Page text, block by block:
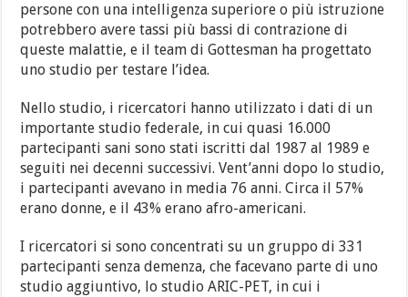
persone con una intelligenza superiore o più istruzione
potrebbero avere tassi più bassi di contrazione di
queste malattie, e il team di Gottesman ha progettato
uno studio per testare l’idea.
Nello studio, i ricercatori hanno utilizzato i dati di un
importante studio federale, in cui quasi 16.000
partecipanti sani sono stati iscritti dal 1987 al 1989 e
seguiti nei decenni successivi. Vent’anni dopo lo studio,
i partecipanti avevano in media 76 anni. Circa il 57%
erano donne, e il 43% erano afro-americani.
I ricercatori si sono concentrati su un gruppo di 331
partecipanti senza demenza, che facevano parte di uno
studio aggiuntivo, lo studio ARIC-PET, in cui i